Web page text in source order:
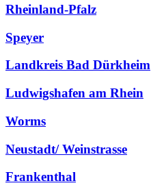
Rheinland-Pfalz
Speyer
Landkreis Bad Dürkheim
Ludwigshafen am Rhein
Worms
Neustadt/ Weinstrasse
Frankenthal